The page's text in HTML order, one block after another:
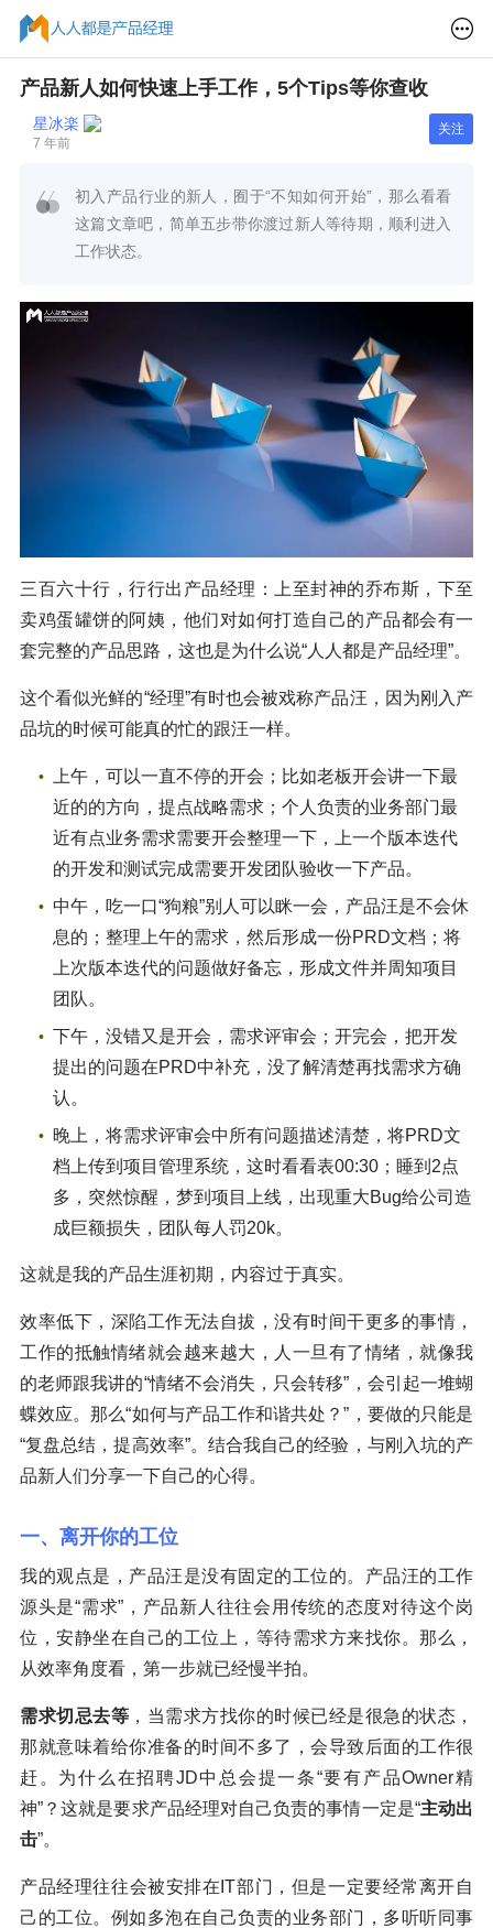
产品新人如何快速上手工作，5个Tips等你查收
星冰楽
7 年前
关注
初入产品行业的新人，囿于“不知如何开始”，那么看看
这篇文章吧，简单五步带你渡过新人等待期，顺利进入
工作状态。
三百六十行，行行出产品经理：上至封神的乔布斯，下至
卖鸡蛋罐饼的阿姨，他们对如何打造自己的产品都会有一
套完整的产品思路，这也是为什么说“人人都是产品经理”。
这个看似光鲜的“经理”有时也会被戏称产品汪，因为刚入产
品坑的时候可能真的忙的跟汪一样。
上午，可以一直不停的开会；比如老板开会讲一下最
近的的方向，提点战略需求；个人负责的业务部门最
近有点业务需求需要开会整理一下，上一个版本迭代
的开发和测试完成需要开发团队验收一下产品。
中午，吃一口“狗粮”别人可以眯一会，产品汪是不会休
息的；整理上午的需求，然后形成一份PRD文档；将
上次版本迭代的问题做好备忘，形成文件并周知项目
团队。
下午，没错又是开会，需求评审会；开完会，把开发
提出的问题在PRD中补充，没了解清楚再找需求方确
认。
晚上，将需求评审会中所有问题描述清楚，将PRD文
档上传到项目管理系统，这时看看表00:30；睡到2点
多，突然惊醒，梦到项目上线，出现重大Bug给公司造
成巨额损失，团队每人罚20k。
这就是我的产品生涯初期，内容过于真实。
效率低下，深陷工作无法自拔，没有时间干更多的事情，
工作的抵触情绪就会越来越大，人一旦有了情绪，就像我
的老师跟我讲的“情绪不会消失，只会转移”，会引起一堆蝴
蝶效应。那么“如何与产品工作和谐共处？”，要做的只能是
“复盘总结，提高效率”。结合我自己的经验，与刚入坑的产
品新人们分享一下自己的心得。
一、离开你的工位
我的观点是，产品汪是没有固定的工位的。产品汪的工作
源头是“需求”，产品新人往往会用传统的态度对待这个岗
位，安静坐在自己的工位上，等待需求方来找你。那么，
从效率角度看，第一步就已经慢半拍。
需求切忌去等 ，当需求方找你的时候已经是很急的状态，
那就意味着给你准备的时间不多了，会导致后面的工作很
赶。为什么在招聘JD中总会提一条“要有产品Owner精
神”？这就是要求产品经理对自己负责的事情一定是“主动出
击”。
产品经理往往会被安排在IT部门，但是一定要经常离开自
己的工位。例如多泡在自己负责的业务部门，多听听同事